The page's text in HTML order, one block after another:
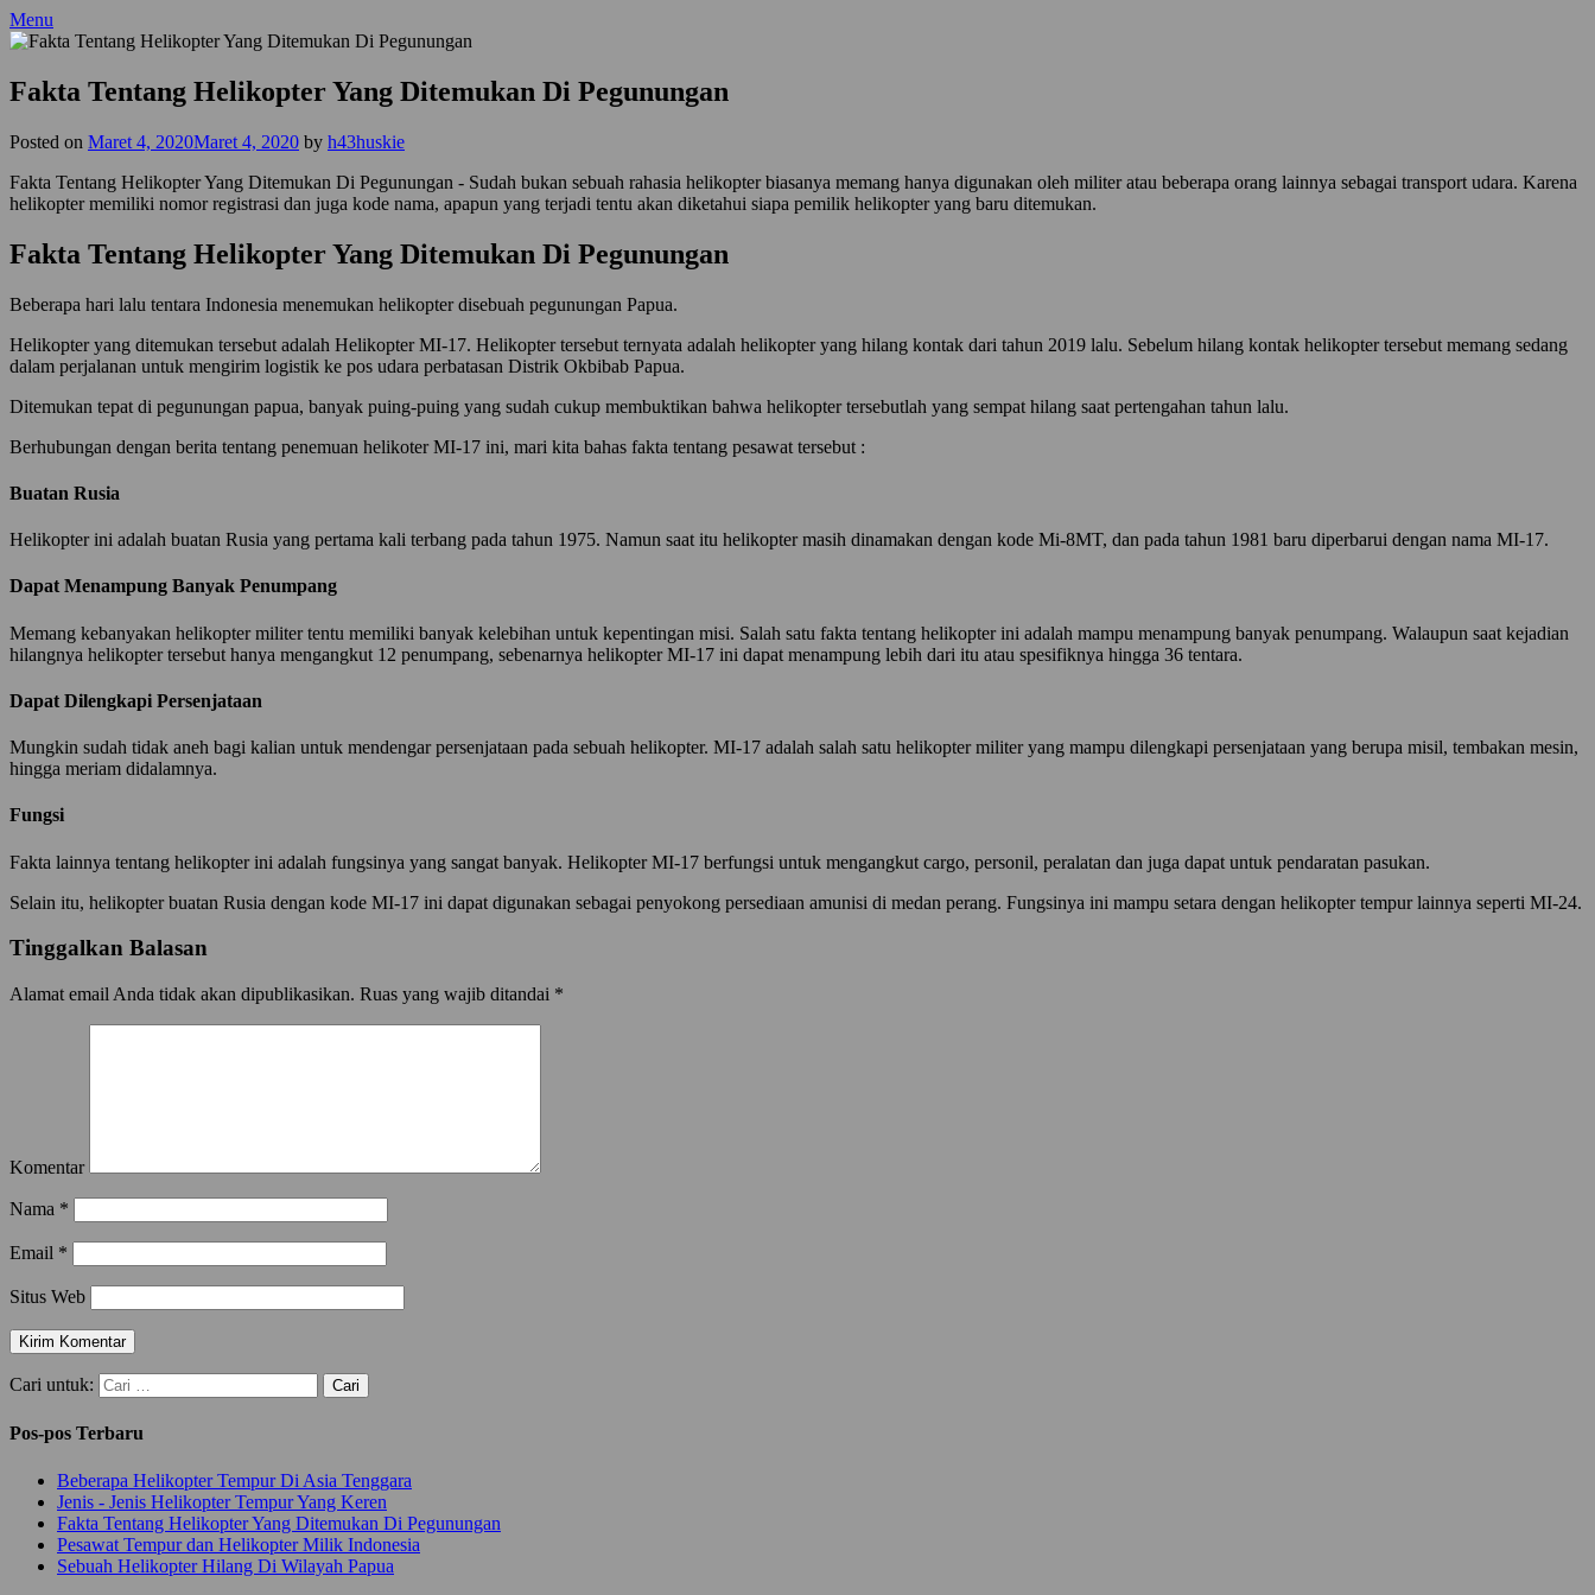
Menu
Fakta Tentang Helikopter Yang Ditemukan Di Pegunungan
Posted on Maret 4, 2020Maret 4, 2020 by h43huskie
Fakta Tentang Helikopter Yang Ditemukan Di Pegunungan - Sudah bukan sebuah rahasia helikopter biasanya memang hanya digunakan oleh militer atau beberapa orang lainnya sebagai transport udara. Karena
helikopter memiliki nomor registrasi dan juga kode nama, apapun yang terjadi tentu akan diketahui siapa pemilik helikopter yang baru ditemukan.
Fakta Tentang Helikopter Yang Ditemukan Di Pegunungan
Beberapa hari lalu tentara Indonesia menemukan helikopter disebuah pegunungan Papua.
Helikopter yang ditemukan tersebut adalah Helikopter MI-17. Helikopter tersebut ternyata adalah helikopter yang hilang kontak dari tahun 2019 lalu. Sebelum hilang kontak helikopter tersebut memang sedang
dalam perjalanan untuk mengirim logistik ke pos udara perbatasan Distrik Okbibab Papua.
Ditemukan tepat di pegunungan papua, banyak puing-puing yang sudah cukup membuktikan bahwa helikopter tersebutlah yang sempat hilang saat pertengahan tahun lalu.
Berhubungan dengan berita tentang penemuan helikoter MI-17 ini, mari kita bahas fakta tentang pesawat tersebut :
Buatan Rusia
Helikopter ini adalah buatan Rusia yang pertama kali terbang pada tahun 1975. Namun saat itu helikopter masih dinamakan dengan kode Mi-8MT, dan pada tahun 1981 baru diperbarui dengan nama MI-17.
Dapat Menampung Banyak Penumpang
Memang kebanyakan helikopter militer tentu memiliki banyak kelebihan untuk kepentingan misi. Salah satu fakta tentang helikopter ini adalah mampu menampung banyak penumpang. Walaupun saat kejadian
hilangnya helikopter tersebut hanya mengangkut 12 penumpang, sebenarnya helikopter MI-17 ini dapat menampung lebih dari itu atau spesifiknya hingga 36 tentara.
Dapat Dilengkapi Persenjataan
Mungkin sudah tidak aneh bagi kalian untuk mendengar persenjataan pada sebuah helikopter. MI-17 adalah salah satu helikopter militer yang mampu dilengkapi persenjataan yang berupa misil, tembakan mesin,
hingga meriam didalamnya.
Fungsi
Fakta lainnya tentang helikopter ini adalah fungsinya yang sangat banyak. Helikopter MI-17 berfungsi untuk mengangkut cargo, personil, peralatan dan juga dapat untuk pendaratan pasukan.
Selain itu, helikopter buatan Rusia dengan kode MI-17 ini dapat digunakan sebagai penyokong persediaan amunisi di medan perang. Fungsinya ini mampu setara dengan helikopter tempur lainnya seperti MI-24.
Tinggalkan Balasan
Alamat email Anda tidak akan dipublikasikan. Ruas yang wajib ditandai *
Komentar
Nama *
Email *
Situs Web
Cari untuk:
Pos-pos Terbaru
Beberapa Helikopter Tempur Di Asia Tenggara
Jenis - Jenis Helikopter Tempur Yang Keren
Fakta Tentang Helikopter Yang Ditemukan Di Pegunungan
Pesawat Tempur dan Helikopter Milik Indonesia
Sebuah Helikopter Hilang Di Wilayah Papua